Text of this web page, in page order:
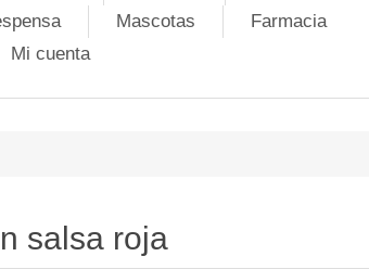
Mascotas
Farmacia
Mi cuenta
salsa roja